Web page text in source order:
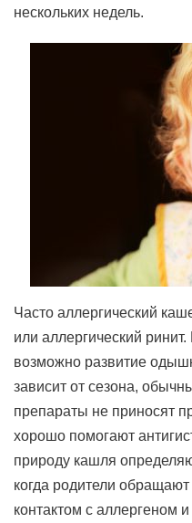
нескольких недель.
Часто аллергический
или аллергический ринит.
возможно развитие
зависит от сезона,
препараты не приносят
хорошо помогают
природу кашля
когда родители
контактом с аллергеном